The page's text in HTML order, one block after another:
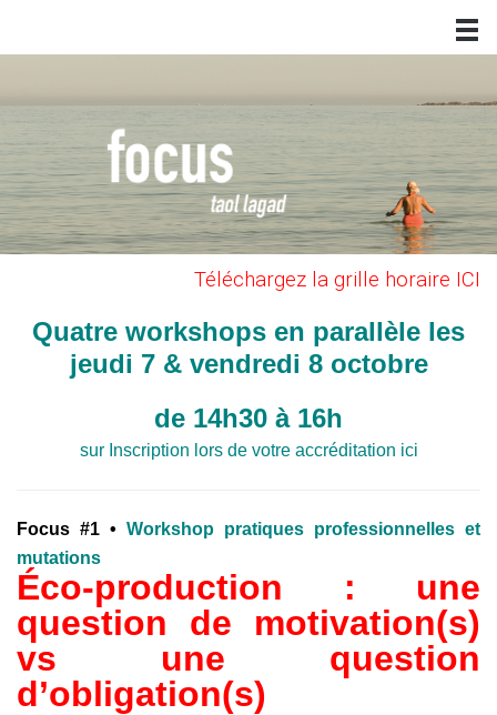
Téléchargez la grille horaire ICI
Quatre workshops en parallèle les
jeudi 7 & vendredi 8 octobre
de 14h30 à 16h
sur Inscription lors de votre accréditation ici
Focus #1 • Workshop pratiques professionnelles et
mutations
Éco-production : une
question de motivation(s)
vs une question
d’obligation(s)